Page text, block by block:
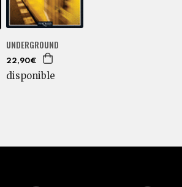
UNDERGROUND
22,90€
disponible